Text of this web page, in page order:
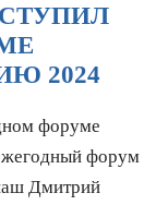
2024
форуме
форум
Дмитрий